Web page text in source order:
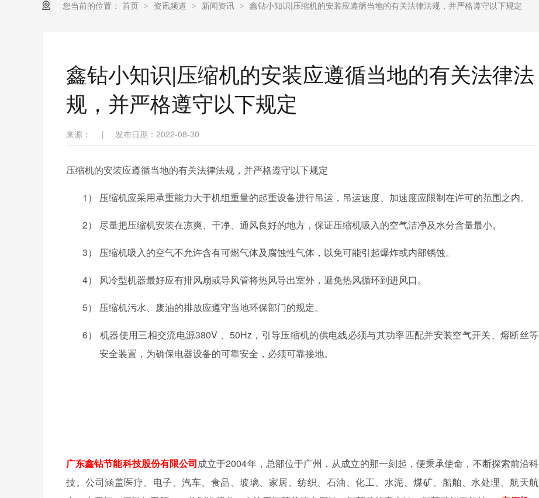
您当前的位置： 首页 > 资讯频道 > 新闻资讯 > 鑫钻小知识|压缩机的安装应遵循当地的有关法律法规，并严格遵守以下规定
鑫钻小知识|压缩机的安装应遵循当地的有关法律法
规，并严格遵守以下规定
来源： | 发布日期：2022-08-30
压缩机的安装应遵循当地的有关法律法规，并严格遵守以下规定
1） 压缩机应采用承重能力大于机组重量的起重设备进行吊运，吊运速度、加速度应限制在许可的范围之内。
2） 尽量把压缩机安装在凉爽、干净、通风良好的地方，保证压缩机吸入的空气洁净及水分含量最小。
3） 压缩机吸入的空气不允许含有可燃气体及腐蚀性气体，以免可能引起爆炸或内部锈蚀。
4） 风冷型机器最好应有排风扇或导风管将热风导出室外，避免热风循环到进风口。
5） 压缩机污水、废油的排放应遵守当地环保部门的规定。
6） 机器使用三相交流电源380V 、50Hz ，引导压缩机的供电线必须与其功率匹配并安装空气开关、熔断丝等
安全装置，为确保电器设备的可靠安全，必须可靠接地。
广东鑫钻节能科技股份有限公司成立于2004年，总部位于广州，从成立的那一刻起，便秉承使命，不断探索前沿科
技。公司涵盖医疗、电子、汽车、食品、玻璃、家居、纺织、石油、化工、水泥、煤矿、船舶、水处理、航天航